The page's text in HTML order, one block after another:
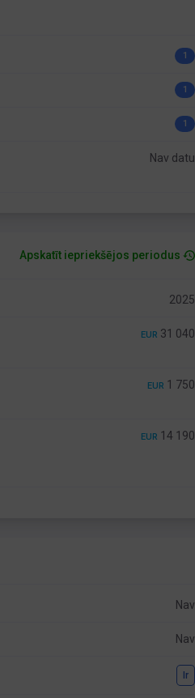
1
1
1
Nav datu
Apskatīt iepriekšējos periodus
2025
EUR 31 040
EUR 1 750
EUR 14 190
Nav
Nav
Ir